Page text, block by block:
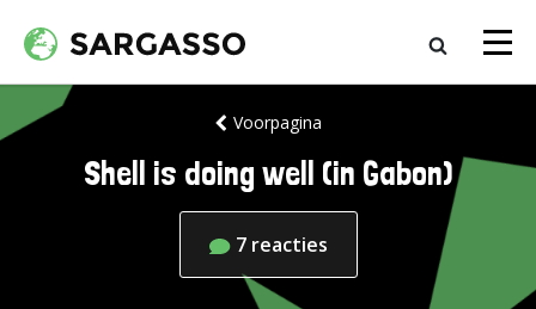
Voorpagina
Shell is doing well (in Gabon)
7 reacties